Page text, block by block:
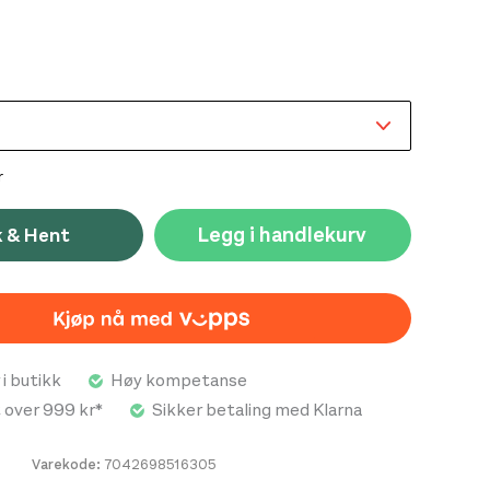
pustende og isolerende warm2-stoff, en
mellomvektsfleecekvalitet med gode
varme kombinert med god fukttransport. Den
fanger opp varm luft uten å stoppe
og stoffet er åpent nok til at luften kan
er en blanding av 76% resirkulert polyester, 18%
289 g/m2.
har en god passform.
& Hent Legg i handlekurv
Varekode: 7042698516305
butikk
Høy kompetanse
999 kr*
Sikker betaling med Klarna